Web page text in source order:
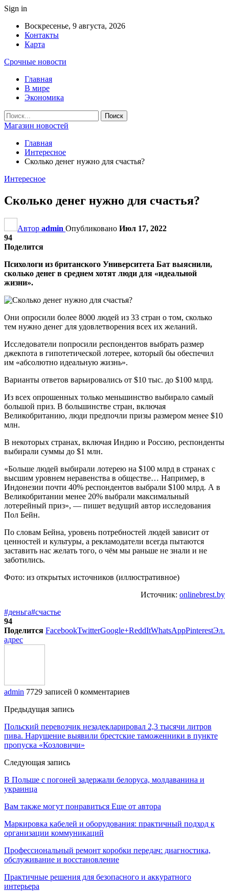
Sign in
Воскресенье, 9 августа, 2026
Контакты
Карта
Срочные новости
Главная
В мире
Экономика
Магазин новостей
Главная
Интересное
Сколько денег нужно для счастья?
Интересное
Сколько денег нужно для счастья?
Автор admin Опубликовано Июл 17, 2022
94
Поделится
Психологи из британского Университета Бат выяснили,
сколько денег в среднем хотят люди для «идеальной
жизни».
Они опросили более 8000 людей из 33 стран о том, сколько
тем нужно денег для удовлетворения всех их желаний.
Исследователи попросили респондентов выбрать размер
джекпота в гипотетической лотерее, который бы обеспечил
им «абсолютно идеальную жизнь».
Варианты ответов варьировались от $10 тыс. до $100 млрд.
Из всех опрошенных только меньшинство выбирало самый
большой приз. В большинстве стран, включая
Великобританию, люди предпочли призы размером менее $10
млн.
В некоторых странах, включая Индию и Россию, респонденты
выбирали суммы до $1 млн.
«Больше людей выбирали лотерею на $100 млрд в странах с
высшим уровнем неравенства в обществе… Например, в
Индонезии почти 40% респондентов выбрали $100 млрд. А в
Великобритании менее 20% выбрали максимальный
лотерейный приз», — пишет ведущий автор исследования
Пол Бейн.
По словам Бейна, уровень потребностей людей зависит от
ценностей и культуры, а рекламодатели всегда пытаются
заставить нас желать того, о чём мы раньше не знали и не
заботились.
Фото: из открытых источников (иллюстративное)
Источник: onlinebrest.by
#деньга#счастье
94
Поделится FacebookTwitterGoogle+ReddItWhatsAppPinterestЭл.
адрес
admin 7729 записей 0 комментариев
Предыдущая запись
Польский перевозчик незадекларировал 2,3 тысячи литров
пива. Нарушение выявили брестские таможенники в пункте
пропуска «Козловичи»
Следующая запись
В Польше с погоней задержали белоруса, молдаванина и
украинца
Вам также могут понравиться Еще от автора
Маркировка кабелей и оборудования: практичный подход к
организации коммуникаций
Профессиональный ремонт коробки передач: диагностика,
обслуживание и восстановление
Практичные решения для безопасного и аккуратного
интерьера